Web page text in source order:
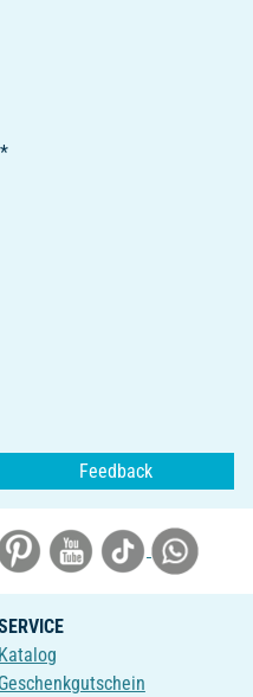
Feedback
Katalog
Geschenkgutschein